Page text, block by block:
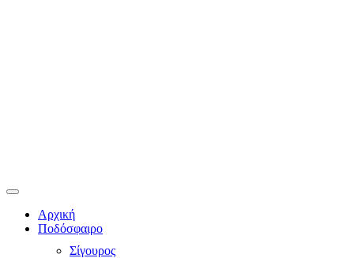
Αρχική
Ποδόσφαιρο
Σίγουρος